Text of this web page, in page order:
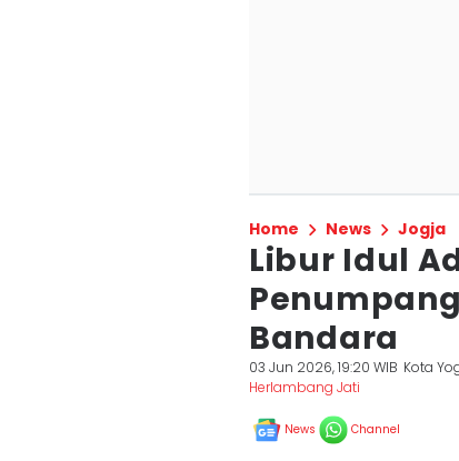
Home News Jogja
Libur Idul
Bandara
03 Jun 2026, 19:20 WIB Kota
Herlambang Jati
News Channel